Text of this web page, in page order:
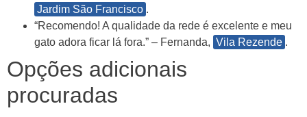
Jardim São Francisco .
“Recomendo! A qualidade da rede é excelente e meu
gato adora ficar lá fora.” – Fernanda, Vila Rezende .
Opções adicionais
procuradas